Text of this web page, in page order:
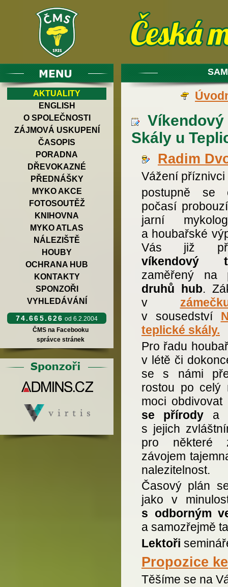
AKTUALITY
ENGLISH
O SPOLEČNOSTI
ZÁJMOVÁ USKUPENÍ
ČASOPIS
PORADNA
DŘEVOKAZNÉ
PŘEDNÁŠKY
MYKO AKCE
FOTOSOUTĚŽ
KNIHOVNA
MYKO ATLAS
NÁLEZIŠTĚ
HOUBY
OCHRANA HUB
KONTAKTY
SPONZOŘI
VYHLEDÁVÁNÍ
74.665.626 od 6.2.2004
ČMS na Facebooku
správce stránek
Víkendový
Skály u
Radim
Vážení
postupně se
počasí
jarní
a houbařské
Vás již
víkendový
zaměřený na
druhů hub.
v
v sousedství
teplické skály.
Pro řadu
v létě či
se s námi
rostou po celý
moci obdivovat
se přírody a
s jejich
pro některé
závojem
nalezitelnost.
Časový plán
jako v
s odborným
a samozřejmě
Lektoři
Propozice
Těšíme se na